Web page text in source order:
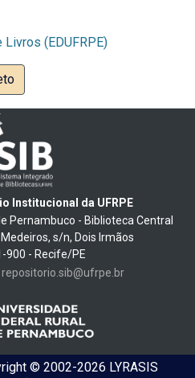
(EDUFRPE)
Institucional da UFRPE
Pernambuco - Biblioteca Central
s/n, Dois Irmãos
900 - Recife/PE
repositorio.sib@ufrpe.br
© 2002-2026 LYRASIS